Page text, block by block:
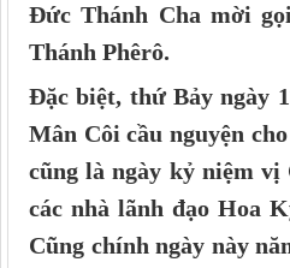
Đức Thánh Cha mời
Thánh Phêrô.
Đặc biệt, thứ Bảy ngày
Mân Côi cầu nguyện
cũng là ngày kỷ niệm
các nhà lãnh đạo Hoa
Cũng chính ngày này